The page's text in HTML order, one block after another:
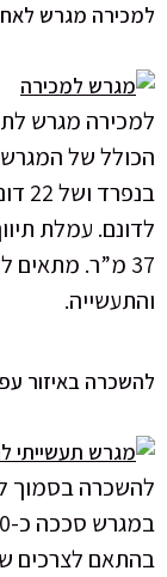
למכירה מגרש לאחסנה ותעשיה
למכירה מגרש
37 מ”ר.
והתעשייה.
להשכרה באיזור עפולה 3 דונם לאחסנה